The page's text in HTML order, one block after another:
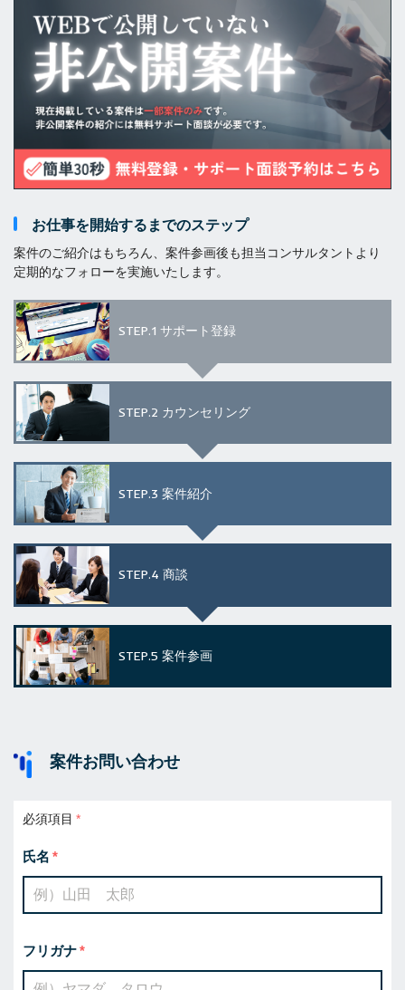
お仕事を開始するまでのステップ
案件のご紹介はもちろん、案件参画後も担当コンサルタントより
定期的なフォローを実施いたします。
STEP.1 サポート登録
STEP.2 カウンセリング
STEP.3 案件紹介
STEP.4 商談
STEP.5 案件参画
案件お問い合わせ
必須項目
氏名
フリガナ